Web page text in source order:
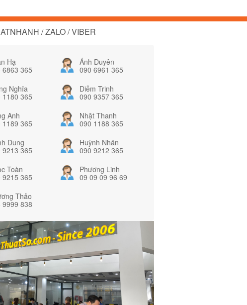
/ ZALO / VIBER
Hạ
6863 365
Ánh Duyên
090 6961 365
Nghĩa
1180 365
Diễm Trinh
090 9357 365
Anh
1189 365
Nhật Thanh
090 1188 365
Dung
9213 365
Huỳnh Nhân
090 9212 365
Toàn
9215 365
Phương Linh
09 09 09 96 69
Thảo
9999 838